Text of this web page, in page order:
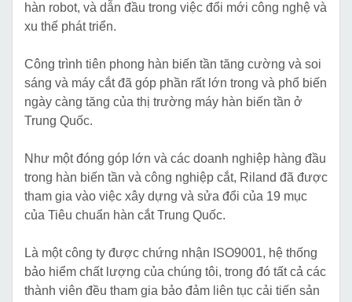
hàn robot, và dẫn đầu trong việc đổi mới công nghệ và
xu thế phát triển.
Công trình tiên phong hàn biến tần tăng cường và soi
sáng và máy cắt đã góp phần rất lớn trong và phổ biến
ngày càng tăng của thị trường máy hàn biến tần ở
Trung Quốc.
Như một đóng góp lớn và các doanh nghiệp hàng đầu
trong hàn biến tần và công nghiệp cắt, Riland đã được
tham gia vào việc xây dựng và sửa đổi của 19 mục
của Tiêu chuẩn hàn cắt Trung Quốc.
Là một công ty được chứng nhận ISO9001, hệ thống
bảo hiểm chất lượng của chúng tôi, trong đó tất cả các
thành viên đều tham gia bảo đảm liên tục cải tiến sản